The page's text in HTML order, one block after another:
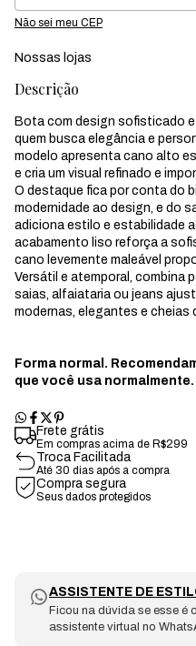
Não sei meu CEP
Nossas lojas
Descrição
Bota com design sofisticado
quem busca elegância e
modelo apresenta cano alto
e cria um visual refinado e
O destaque fica por conta do
modernidade ao design, e do
adiciona estilo e estabilidade
acabamento liso reforça a
cano levemente maleável
Versátil e atemporal, combina
saias, alfaiataria ou jeans
modernas, elegantes e cheias
Forma normal.
que você usa normalmente.
Frete grátis
Em compras acima de R$299
Troca Facilitada
Até 30 dias após a compra
Compra segura
Seus dados protegidos
ASSISTENTE DE
Ficou na dúvida se esse é
assistente virtual no